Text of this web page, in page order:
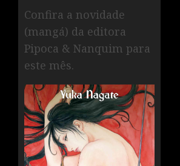
Confira a novidade
(mangá) da editora
Pipoca & Nanquim para
este mês.